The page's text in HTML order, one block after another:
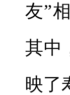
友”
其中
映了